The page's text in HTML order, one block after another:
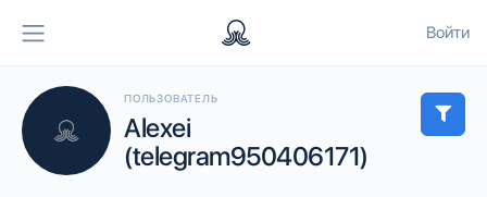
Войти
ПОЛЬЗОВАТЕЛЬ
Alexei
(telegram950406171)